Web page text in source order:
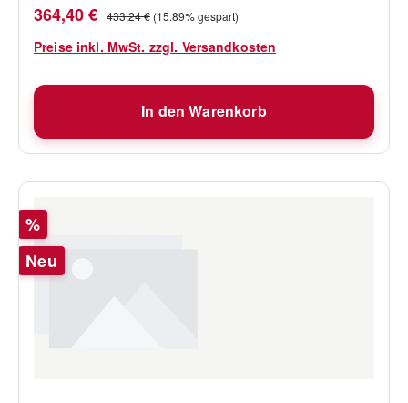
Verkaufspreis:
364,40 € Regulärer Preis:
433,24 € (15.89% gespart)
Preise inkl. MwSt. zzgl. Versandkosten
In den Warenkorb
Rabatt
%
Neu